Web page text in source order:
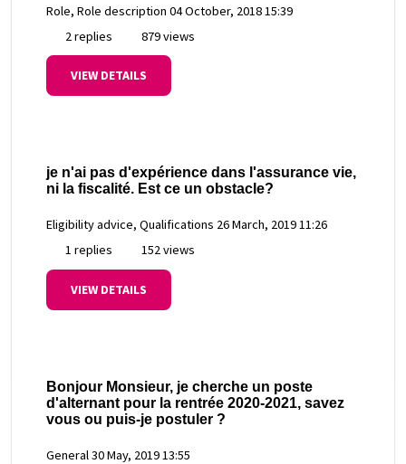
Role, Role description 04 October, 2018 15:39
2 replies
879 views
VIEW DETAILS
je n'ai pas d'expérience dans l'assurance vie,
ni la fiscalité. Est ce un obstacle?
Eligibility advice, Qualifications 26 March, 2019 11:26
1 replies
152 views
VIEW DETAILS
Bonjour Monsieur, je cherche un poste
d'alternant pour la rentrée 2020-2021, savez
vous ou puis-je postuler ?
General 30 May, 2019 13:55